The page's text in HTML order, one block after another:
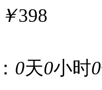
￥398
0天0小时0